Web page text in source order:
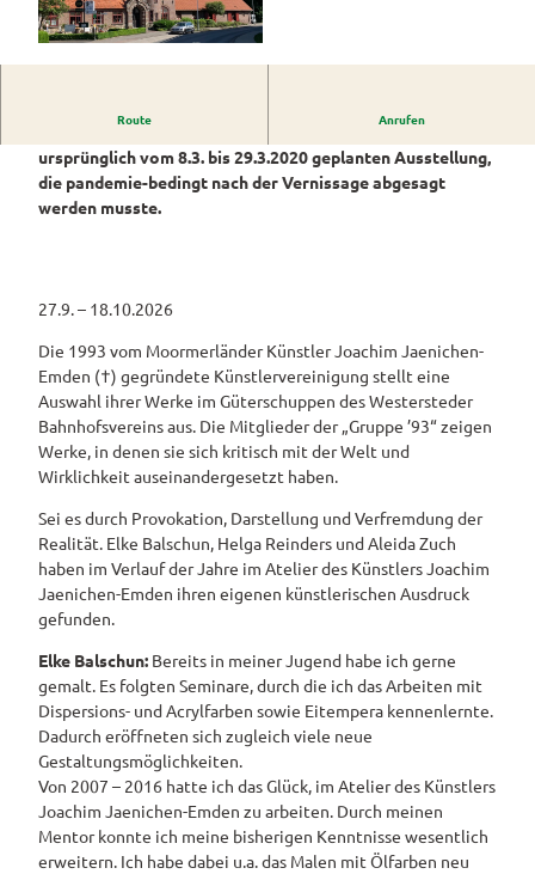
Westerstede
ngebote
und Navigation
Rennradtouren
Service
Alle
verleih
E-Bike-
Ladesta
tionen
ADFC
paten
Überblick
Parklandschaft
Rhododendron
park Hobbie
Rhododendron
Landschaftsfenster
Alle
Themen
Alle
Theme
n- und
Kindera
ktivität
en
Hörstationen
Gastronomie
Veranstaltungen
& Führungen
Veranstaltungskalender
Führungen
Alle
Themen
Reiserücktrittsversicherung
Anreise
Kontakt
Buchen
Hotels
Ferienwohnungen
Ferienhäuser
Camping
Reisemobil
Pauschalangebote
Route Anrufen
ursprünglich vom 8.3. bis 29.3.2020 geplanten Ausstellung,
die pandemie-bedingt nach der Vernissage abgesagt
werden musste.
27.9. – 18.10.2026
Die 1993 vom Moormerländer Künstler Joachim Jaenichen-
Emden (†) gegründete Künstlervereinigung stellt eine
Auswahl ihrer Werke im Güterschuppen des Westersteder
Bahnhofsvereins aus. Die Mitglieder der „Gruppe ’93“ zeigen
Werke, in denen sie sich kritisch mit der Welt und
Wirklichkeit auseinandergesetzt haben.
Sei es durch Provokation, Darstellung und Verfremdung der
Realität. Elke Balschun, Helga Reinders und Aleida Zuch
haben im Verlauf der Jahre im Atelier des Künstlers Joachim
Jaenichen-Emden ihren eigenen künstlerischen Ausdruck
gefunden.
Elke Balschun: Bereits in meiner Jugend habe ich gerne
gemalt. Es folgten Seminare, durch die ich das Arbeiten mit
Dispersions- und Acrylfarben sowie Eitempera kennenlernte.
Dadurch eröffneten sich zugleich viele neue
Gestaltungsmöglichkeiten.
Von 2007 – 2016 hatte ich das Glück, im Atelier des Künstlers
Joachim Jaenichen-Emden zu arbeiten. Durch meinen
Mentor konnte ich meine bisherigen Kenntnisse wesentlich
erweitern. Ich habe dabei u.a. das Malen mit Ölfarben neu